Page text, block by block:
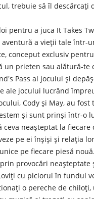
trebuie să îl descărcați
pentru a juca It Takes
aventură a vieții tale într-
conceput exclusiv
un prieten sau alătură-te
Pass al jocului și
ale jocului lucrând
Cody și May, au
și sunt prinși într-o
ceva neașteptat la fiecare
pe ei înșiși și relația
pe fiecare piesă
provocări neașteptate
cu piciorul în fundul
o pereche de